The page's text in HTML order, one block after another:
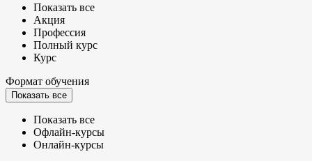
Показать все
Акция
Профессия
Полный курс
Курс
Формат обучения
Показать все
Показать все
Офлайн-курсы
Онлайн-курсы